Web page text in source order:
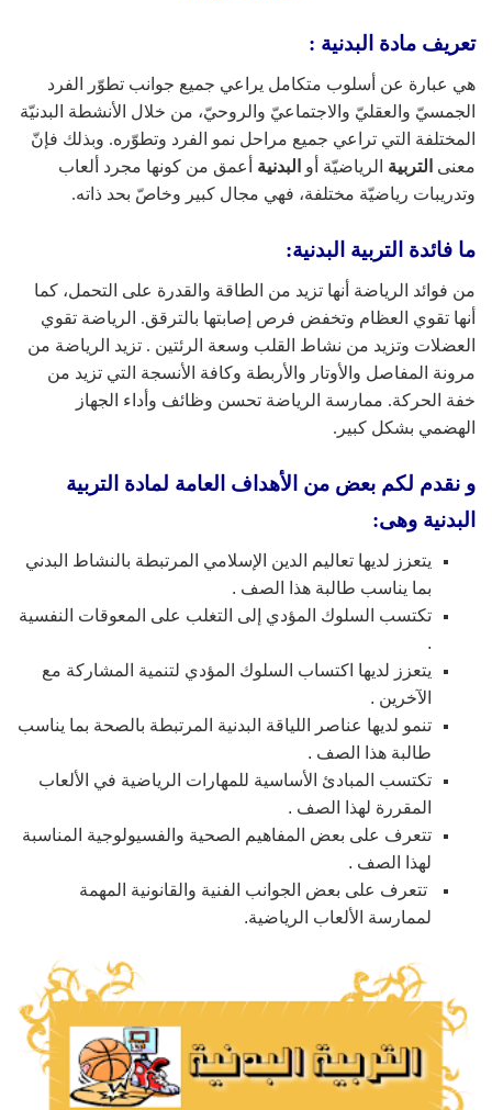
تعريف مادة البدنية :
هي عبارة عن أسلوب متكامل يراعي جميع جوانب تطوّر الفرد
الجمسيّ والعقليّ والاجتماعيّ والروحيّ، من خلال الأنشطة البدنيّة
المختلفة التي تراعي جميع مراحل نمو الفرد وتطوّره. وبذلك فإنّ
معنى التربية الرياضيّة أو البدنية أعمق من كونها مجرد ألعاب
وتدريبات رياضيّة مختلفة، فهي مجال كبير وخاصّ بحد ذاته.
ما فائدة التربية البدنية:
من فوائد الرياضة أنها تزيد من الطاقة والقدرة على التحمل، كما
أنها تقوي العظام وتخفض فرص إصابتها بالترقق. الرياضة تقوي
العضلات وتزيد من نشاط القلب وسعة الرئتين . تزيد الرياضة من
مرونة المفاصل والأوتار والأربطة وكافة الأنسجة التي تزيد من
خفة الحركة. ممارسة الرياضة تحسن وظائف وأداء الجهاز
الهضمي بشكل كبير.
و نقدم لكم بعض من الأهداف العامة لمادة التربية
البدنية وهى:
يتعزز لديها تعاليم الدين الإسلامي المرتبطة بالنشاط البدني
بما يناسب طالبة هذا الصف .
تكتسب السلوك المؤدي إلى التغلب على المعوقات النفسية
.
يتعزز لديها اكتساب السلوك المؤدي لتنمية المشاركة مع
الآخرين .
تنمو لديها عناصر اللياقة البدنية المرتبطة بالصحة بما يناسب
طالبة هذا الصف .
تكتسب المبادئ الأساسية للمهارات الرياضية في الألعاب
المقررة لهذا الصف .
تتعرف على بعض المفاهيم الصحية والفسيولوجية المناسبة
لهذا الصف .
تتعرف على بعض الجوانب الفنية والقانونية المهمة
لممارسة الألعاب الرياضية.